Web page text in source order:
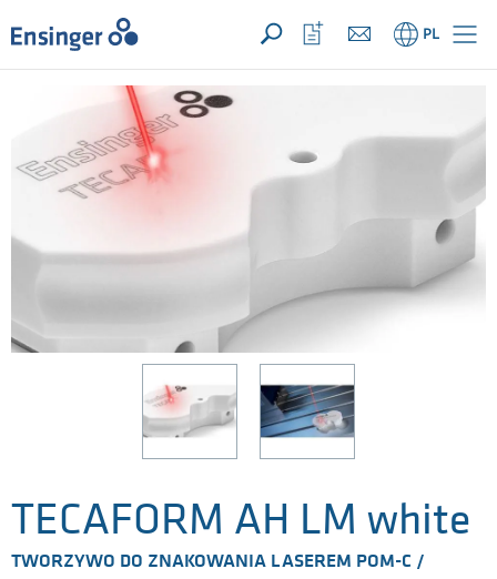
TWOJE ZAPYTANIE ({{productCount}} produkty)
OTWÓRZ
Strona
główna
PL
Otwórz
listę
ulubionych
TECAFORM AH LM white
TWORZYWO DO ZNAKOWANIA LASEREM POM-C /